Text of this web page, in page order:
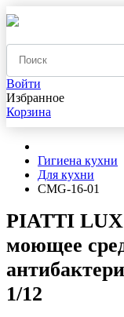
Войти
Избранное
Корзина
Гигиена кухни
Для кухни
CMG-16-01
PIATTI LUX
моющее
1/12